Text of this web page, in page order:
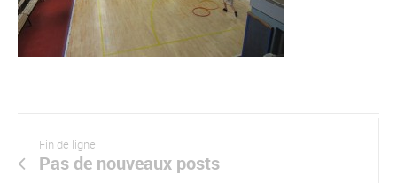
Fin de ligne
Pas de nouveaux posts